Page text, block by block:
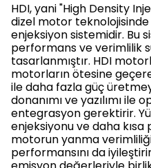
HDI, yani "High Density
dizel motor
enjeksiyon sistemidir. Bu
performans ve verimlilik
tasarlanmıştır. HDI
motorların ötesine
ile daha fazla güç
donanımı ve yazılımı ile
entegrasyon gerektirir.
enjeksiyonu ve daha
motorun yanma
performansını da